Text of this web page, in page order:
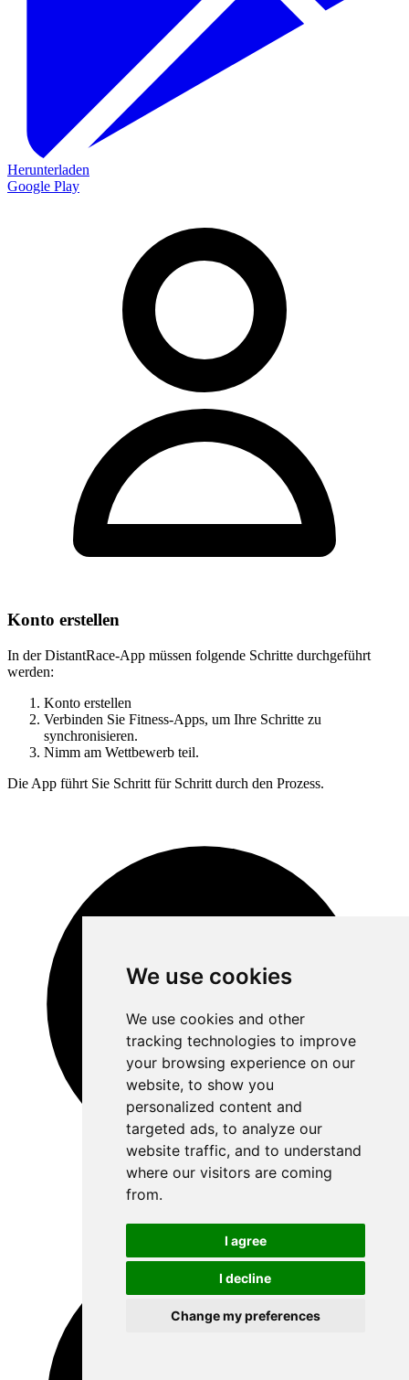
We use cookies
We use cookies and other
tracking technologies to improve
your browsing experience on our
website, to show you
personalized content and
targeted ads, to analyze our
website traffic, and to understand
where our visitors are coming
from.
I agree
I decline
Change my preferences
Herunterladen
Google Play
Konto erstellen
In der DistantRace-App müssen folgende Schritte durchgeführt
werden:
Konto erstellen
Verbinden Sie Fitness-Apps, um Ihre Schritte zu
synchronisieren.
Nimm am Wettbewerb teil.
Die App führt Sie Schritt für Schritt durch den Prozess.